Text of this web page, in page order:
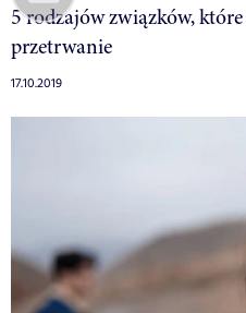
5 rodzajów związków,
przetrwanie
17.10.2019